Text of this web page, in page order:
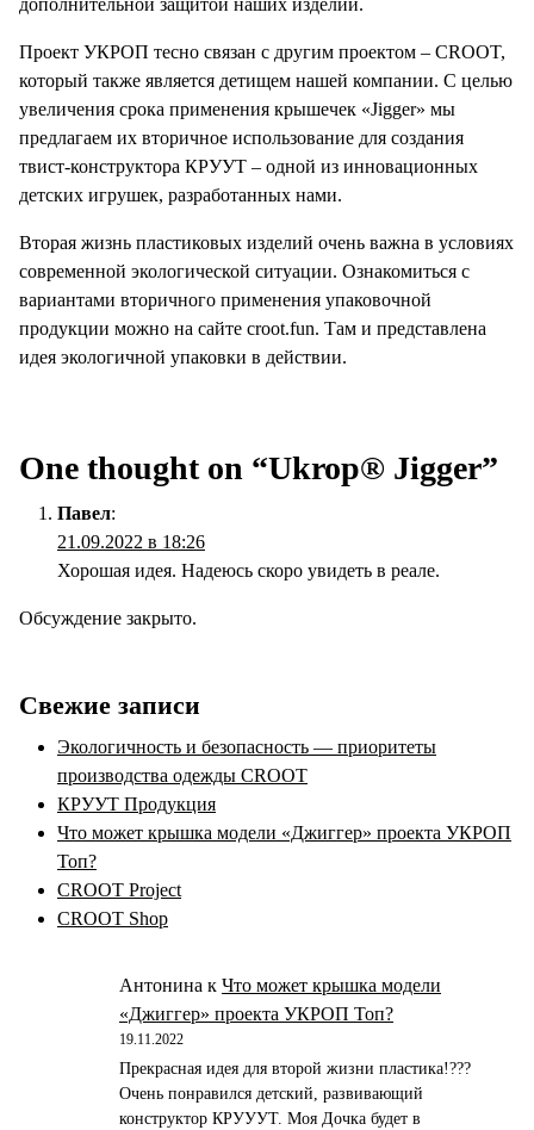
дополнительной защитой наших изделий.
Проект УКРОП тесно связан с другим проектом – CROOT,
который также является детищем нашей компании. С целью
увеличения срока применения крышечек «Jigger» мы
предлагаем их вторичное использование для создания
твист-конструктора КРУУТ – одной из инновационных
детских игрушек, разработанных нами.
Вторая жизнь пластиковых изделий очень важна в условиях
современной экологической ситуации. Ознакомиться с
вариантами вторичного применения упаковочной
продукции можно на сайте croot.fun. Там и представлена
идея экологичной упаковки в действии.
One thought on “Ukrop® Jigger”
Павел:
21.09.2022 в 18:26
Хорошая идея. Надеюсь скоро увидеть в реале.
Обсуждение закрыто.
Свежие записи
Экологичность и безопасность — приоритеты
производства одежды CROOT
КРУУТ Продукция
Что может крышка модели «Джиггер» проекта УКРОП
Топ?
CROOT Project
CROOT Shop
Антонина к Что может крышка модели
«Джиггер» проекта УКРОП Топ?
19.11.2022
Прекрасная идея для второй жизни пластика!???
Очень понравился детский, развивающий
конструктор КРУУУТ. Моя Дочка будет в